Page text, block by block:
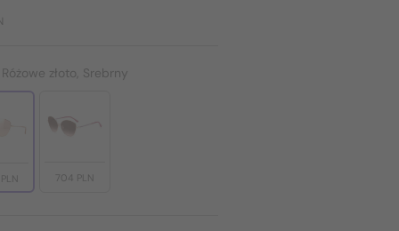
Różowe złoto, Srebrny
704 PLN